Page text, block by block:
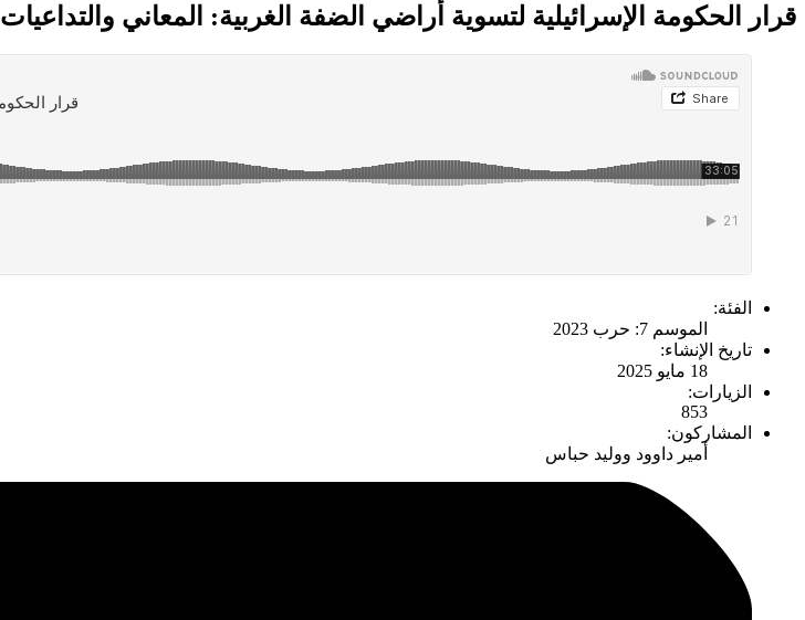
قرار الحكومة الإسرائيلية لتسوية أراضي الضفة الغربية: المعاني والتداعيات
الفئة:
الموسم 7: حرب 2023
تاريخ الإنشاء:
18 مايو 2025
الزيارات:
853
المشاركون:
أمير داوود ووليد حباس